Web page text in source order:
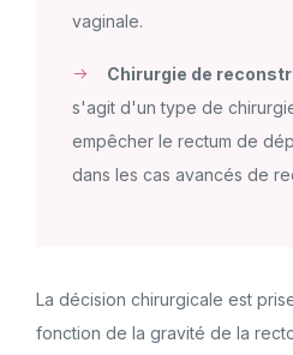
vaginale.
Chirurgie de
s'agit d'un type de
empêcher le rectum de
dans les cas avancés de
La décision chirurgicale est
fonction de la gravité de la